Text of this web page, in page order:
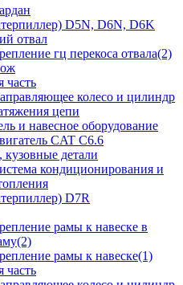
D5N, D6N, D6K
отвал
гц перекоса отвала(2)
часть
колесо и цилиндр
цепи
и навесное оборудование
CAT C6.6
кузовные детали
кондиционирования и
D7R
рамы к навеске в
рамы к навеске(1)
часть